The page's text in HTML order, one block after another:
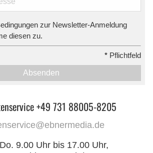
zur Newsletter-Anmeldung
diesen zu.
* Pflichtfeld
Absenden
+49 731 88005-8205
9.00 Uhr bis 17.00 Uhr,